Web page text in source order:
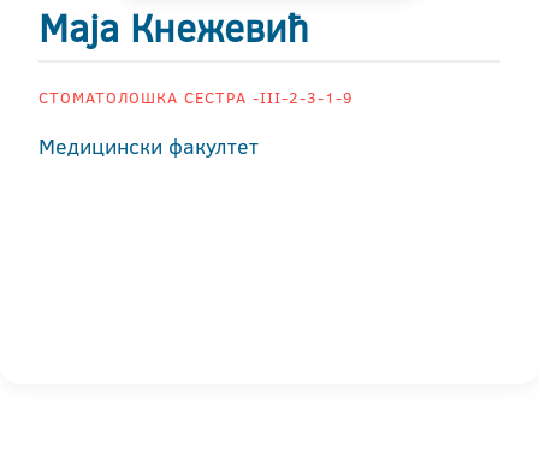
Маја Кнежевић
СТОМАТОЛОШКА СЕСТРА -III-2-3-1-9
Медицински факултет